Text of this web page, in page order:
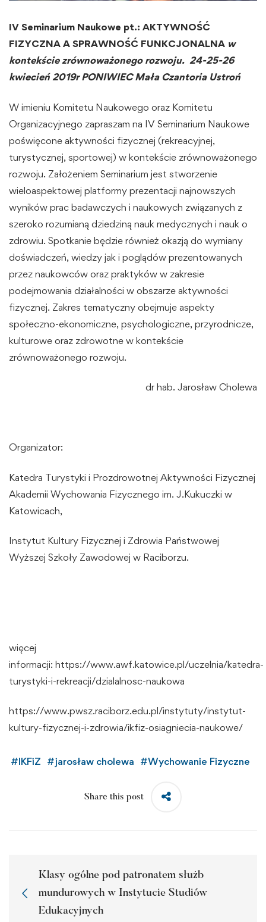
IV Seminarium Naukowe pt.: AKTYWNOŚĆ
FIZYCZNA A SPRAWNOŚĆ FUNKCJONALNA w
kontekście zrównoważonego rozwoju. 24-25-26
kwiecień 2019rPONIWIEC Mała Czantoria Ustroń
W imieniu Komitetu Naukowego oraz Komitetu
Organizacyjnego zapraszam na IV Seminarium Naukowe
poświęcone aktywności fizycznej (rekreacyjnej,
turystycznej, sportowej) w kontekście zrównoważonego
rozwoju. Założeniem Seminarium jest stworzenie
wieloaspektowej platformy prezentacji najnowszych
wyników prac badawczych i naukowych związanych z
szeroko rozumianą dziedziną nauk medycznych i nauk o
zdrowiu. Spotkanie będzie również okazją do wymiany
doświadczeń, wiedzy jak i poglądów prezentowanych
przez naukowców oraz praktyków w zakresie
podejmowania działalności w obszarze aktywności
fizycznej. Zakres tematyczny obejmuje aspekty
społeczno-ekonomiczne, psychologiczne, przyrodnicze,
kulturowe oraz zdrowotne w kontekście
zrównoważonego rozwoju.
dr hab. Jarosław Cholewa
Organizator:
Katedra Turystyki i Prozdrowotnej Aktywności Fizycznej
Akademii Wychowania Fizycznego im. J.Kukuczki w
Katowicach,
Instytut Kultury Fizycznej i Zdrowia Państwowej
Wyższej Szkoły Zawodowej w Raciborzu.
więcej
informacji: https://www.awf.katowice.pl/uczelnia/katedra-
turystyki-i-rekreacji/dzialalnosc-naukowa
https://www.pwsz.raciborz.edu.pl/instytuty/instytut-
kultury-fizycznej-i-zdrowia/ikfiz-osiagniecia-naukowe/
#IKFiZ #jarosław cholewa #Wychowanie Fizyczne
Share this post
Klasy ogólne pod patronatem służb
mundurowych w Instytucie Studiów
Edukacyjnych